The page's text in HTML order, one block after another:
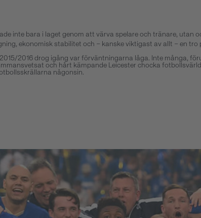
inte bara i laget genom att värva spelare och tränare, utan
ekonomisk stabilitet och – kanske viktigast av allt – en tro
2016 drog igång var förväntningarna låga. Inte många,
och hårt kämpande Leicester chocka
någonsin.